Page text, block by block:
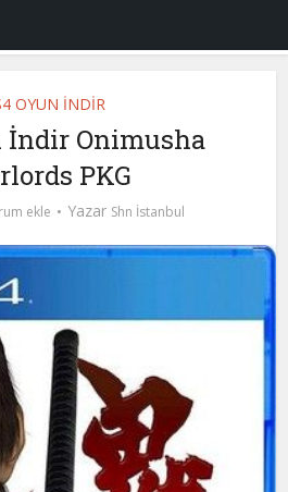
OYUN İNDİR
İndir Onimusha
PKG
ekle Yazar Shn İstanbul